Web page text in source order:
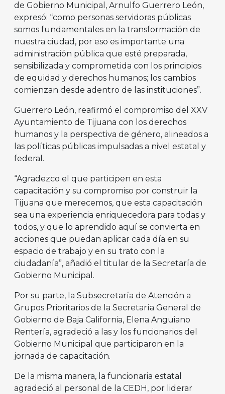
de Gobierno Municipal, Arnulfo Guerrero León,
expresó: “como personas servidoras públicas
somos fundamentales en la transformación de
nuestra ciudad, por eso es importante una
administración pública que esté preparada,
sensibilizada y comprometida con los principios
de equidad y derechos humanos; los cambios
comienzan desde adentro de las instituciones”.
Guerrero León, reafirmó el compromiso del XXV
Ayuntamiento de Tijuana con los derechos
humanos y la perspectiva de género, alineados a
las políticas públicas impulsadas a nivel estatal y
federal.
“Agradezco el que participen en esta
capacitación y su compromiso por construir la
Tijuana que merecemos, que esta capacitación
sea una experiencia enriquecedora para todas y
todos, y que lo aprendido aquí se convierta en
acciones que puedan aplicar cada día en su
espacio de trabajo y en su trato con la
ciudadanía”, añadió el titular de la Secretaría de
Gobierno Municipal.
Por su parte, la Subsecretaría de Atención a
Grupos Prioritarios de la Secretaría General de
Gobierno de Baja California, Elena Anguiano
Rentería, agradeció a las y los funcionarios del
Gobierno Municipal que participaron en la
jornada de capacitación.
De la misma manera, la funcionaria estatal
agradeció al personal de la CEDH, por liderar